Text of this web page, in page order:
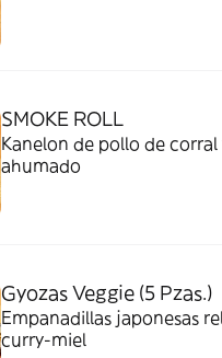
SMOKE ROLL
Kanelon de pollo de
ahumado
Gyozas Veggie (5 Pzas.)
Empanadillas japonesas
curry-miel